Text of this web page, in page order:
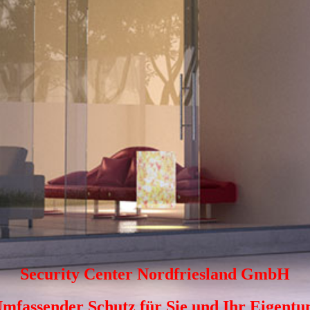
Security Center Nordfriesland GmbH